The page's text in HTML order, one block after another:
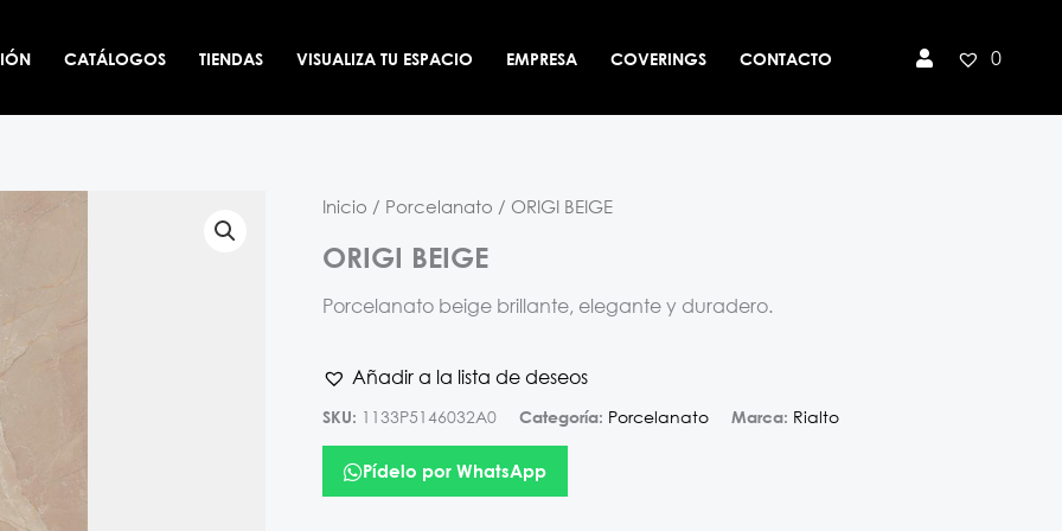
CATÁLOGOS TIENDAS VISUALIZA TU ESPACIO EMPRESA COVERINGS CONTACTO 0
Inicio / Porcelanato / ORIGI BEIGE
ORIGI BEIGE
Porcelanato beige brillante, elegante y duradero.
Añadir a la lista de deseos
SKU: 1133P5146032A0 Categoría: Porcelanato Marca: Rialto
Pídelo por WhatsApp